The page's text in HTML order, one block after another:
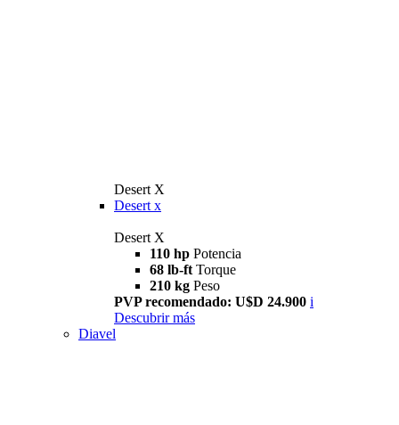
Desert X
Desert x
Desert X
110 hp Potencia
68 lb-ft Torque
210 kg Peso
PVP recomendado: U$D 24.900 i
Descubrir más
Diavel